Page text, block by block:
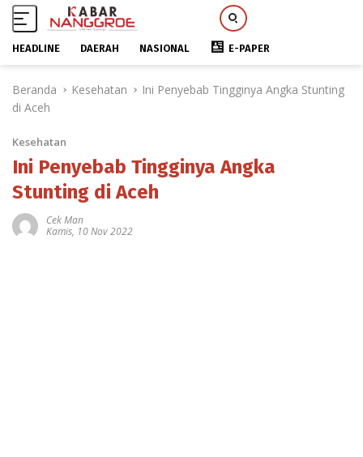
HEADLINE DAERAH NASIONAL E-PAPER
Beranda Kesehatan
Ini Penyebab Tingginya Angka Stunting
di Aceh
Kesehatan
Ini Penyebab Tingginya Angka
Stunting di Aceh
Cek Man
Kamis, 10 Nov 2022